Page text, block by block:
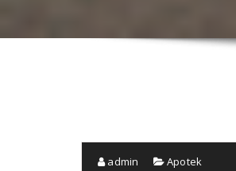
admin Apotek